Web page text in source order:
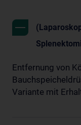
Entfernung von
Variante mit